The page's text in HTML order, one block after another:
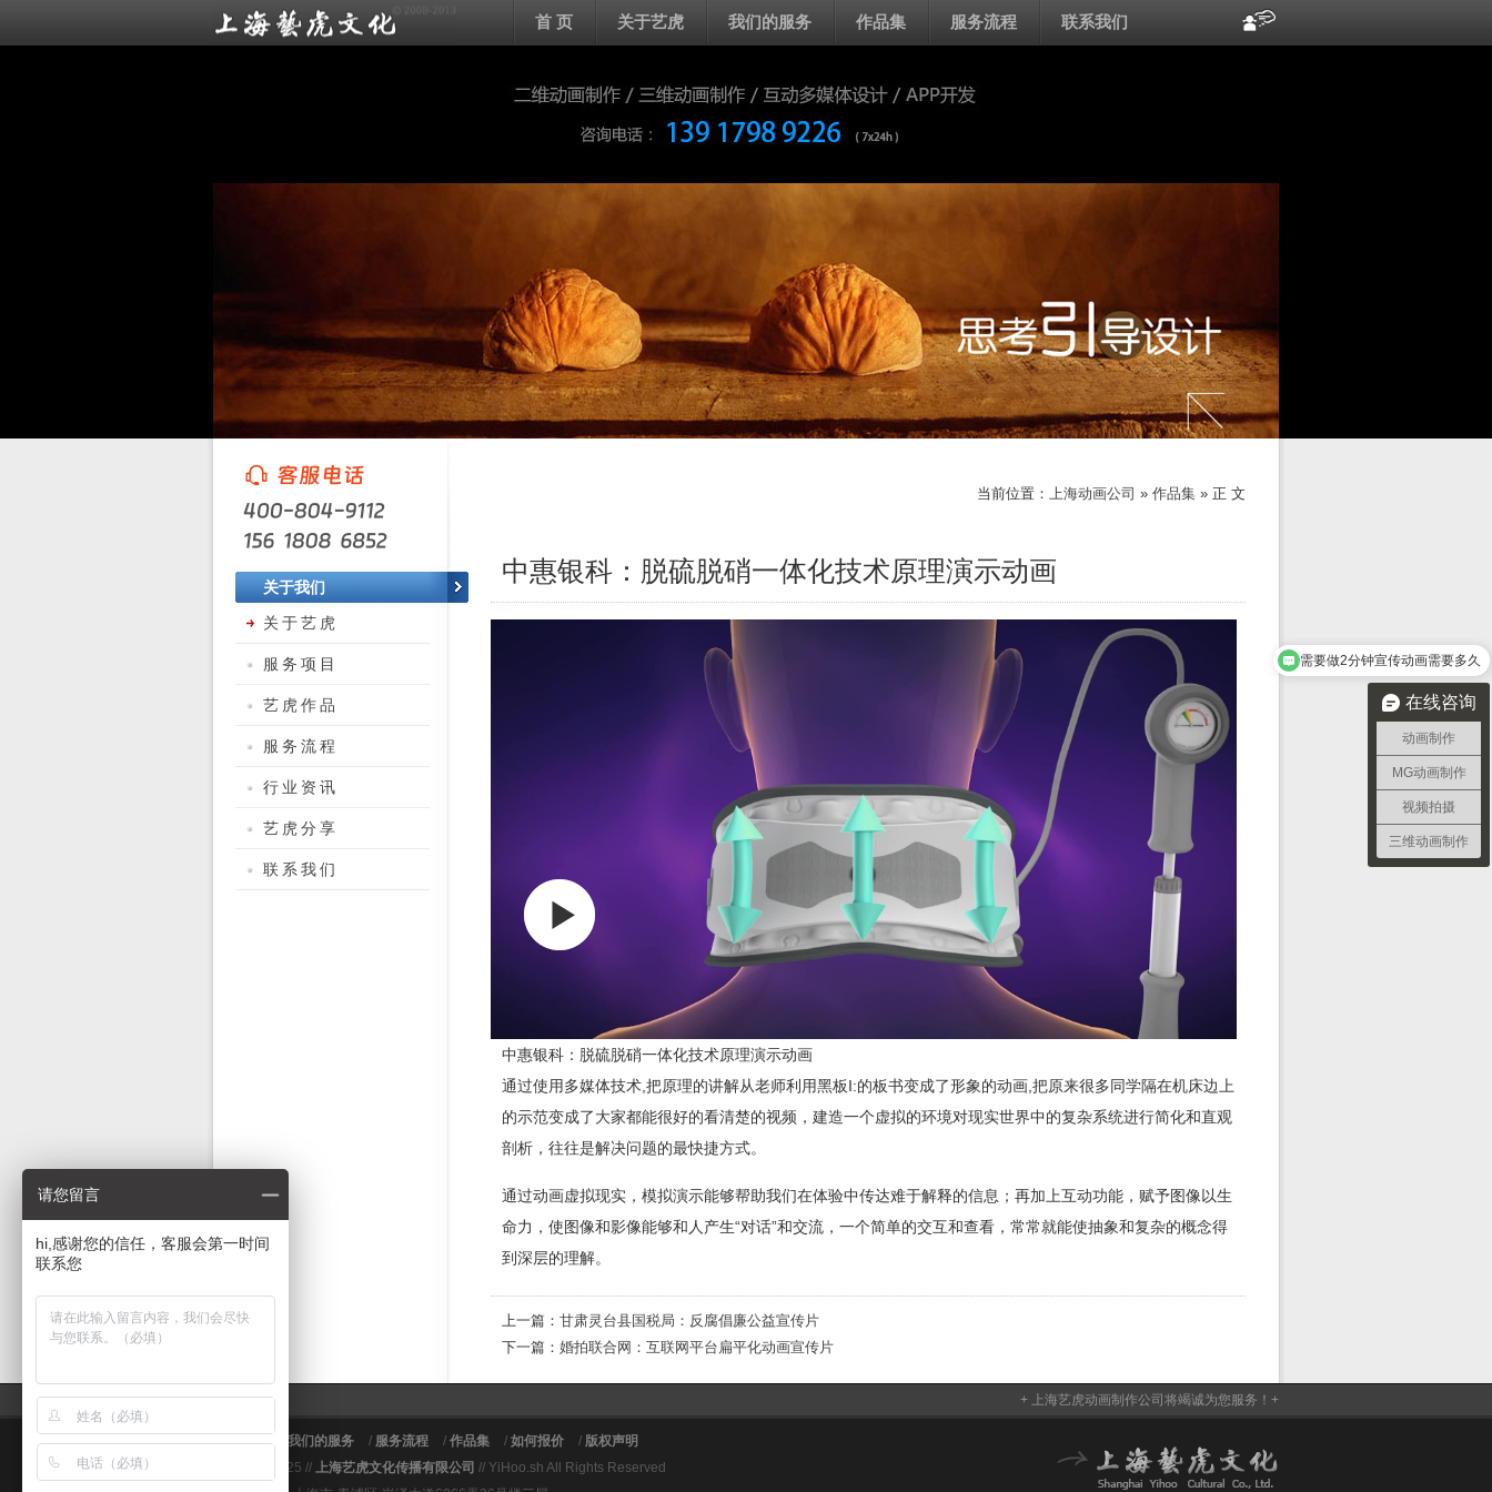
首 页 关于艺虎 我们的服务 作品集 服务流程 联系我们
当前位置： 上海动画公司 » 作品集 » 正 文
中惠银科：脱硫脱硝一体化技术原理演示动画
中惠银科：脱硫脱硝一体化技术原理演示动画
通过使用多媒体技术,把原理的讲解从老师利用黑板I:的板书变成了形象的动画,把原来很多同学隔在机床边上
的示范变成了大家都能很好的看清楚的视频，建造一个虚拟的环境对现实世界中的复杂系统进行简化和直观
剖析，往往是解决问题的最快捷方式。
通过动画虚拟现实，模拟演示能够帮助我们在体验中传达难于解释的信息；再加上互动功能，赋予图像以生
命力，使图像和影像能够和人产生“对话”和交流，一个简单的交互和查看，常常就能使抽象和复杂的概念得
到深层的理解。
上一篇： 甘肃灵台县国税局：反腐倡廉公益宣传片
下一篇： 婚拍联合网：互联网平台扁平化动画宣传片
关于我们
关于艺虎
服务项目
艺虎作品
服务流程
行业资讯
艺虎分享
联系我们
+ 上海艺虎动画制作公司将竭诚为您服务！+
关于艺虎 我们的服务 / 服务流程 / 作品集 / 如何报价 / 版权声明
© 2009～2025 // 上海艺虎文化传播有限公司 // YiHoo.sh All Rights Reserved
在线咨询
动画制作
MG动画制作
视频拍摄
三维动画制作
需要做2分钟宣传动画需要多久
请您留言
hi,感谢您的信任，客服会第一时间
联系您